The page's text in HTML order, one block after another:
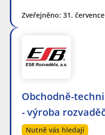
Zveřejněno: 31. července
Obchodně-
- výroba
Nutně vás hledají